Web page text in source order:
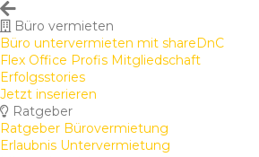
Büro vermieten
Büro untervermieten mit shareDnC
Flex Office Profis Mitgliedschaft
Erfolgsstories
Jetzt inserieren
Ratgeber
Ratgeber Bürovermietung
Erlaubnis Untervermietung